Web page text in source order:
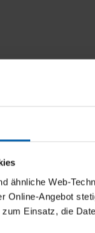
ähnliche Web-
Online-Angebot
Einsatz, die